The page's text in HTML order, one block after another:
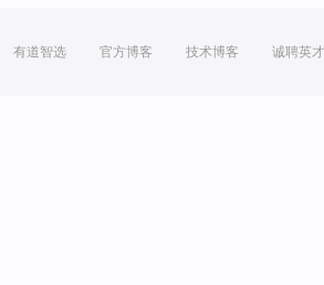
有道智选 官方博客 技术博客 诚聘英才